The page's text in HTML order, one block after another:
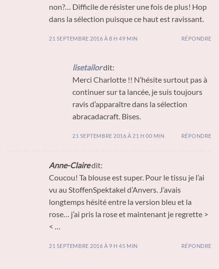
non?… Difficile de résister une fois de plus! Hop
dans la sélection puisque ce haut est ravissant.
21 SEPTEMBRE 2016 À 8 H 49 MIN RÉPONDRE
lisetailordit:
Merci Charlotte !! N’hésite surtout pas à
continuer sur ta lancée, je suis toujours
ravis d’apparaître dans la sélection
abracadacraft. Bises.
21 SEPTEMBRE 2016 À 21 H 00 MIN RÉPONDRE
Anne-Clairedit:
Coucou! Ta blouse est super. Pour le tissu je l’ai
vu au StoffenSpektakel d’Anvers. J’avais
longtemps hésité entre la version bleu et la
rose… j’ai pris la rose et maintenant je regrette >
< …
21 SEPTEMBRE 2016 À 9 H 45 MIN RÉPONDRE